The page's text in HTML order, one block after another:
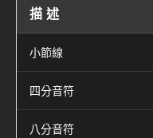
描述
小節線
四分音符
八分音符